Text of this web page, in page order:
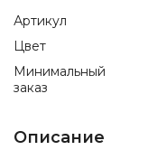
Артикул
Цвет
Минимальный
заказ
Описание